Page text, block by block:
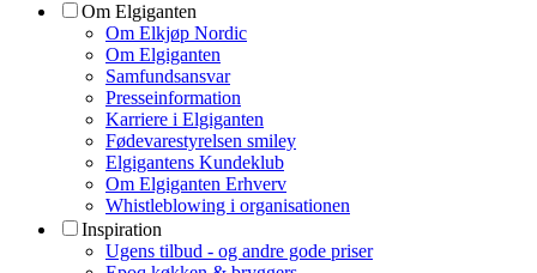
Om Elgiganten
Om Elkjøp Nordic
Om Elgiganten
Samfundsansvar
Presseinformation
Karriere i Elgiganten
Fødevarestyrelsen smiley
Elgigantens Kundeklub
Om Elgiganten Erhverv
Whistleblowing i organisationen
Inspiration
Ugens tilbud - og andre gode priser